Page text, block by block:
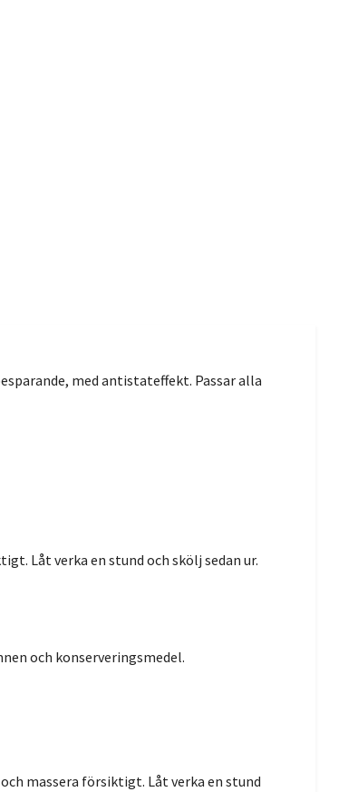
med antistateffekt. Passar alla
Låt verka en stund och skölj sedan ur.
och konserveringsmedel.
massera försiktigt. Låt verka en stund